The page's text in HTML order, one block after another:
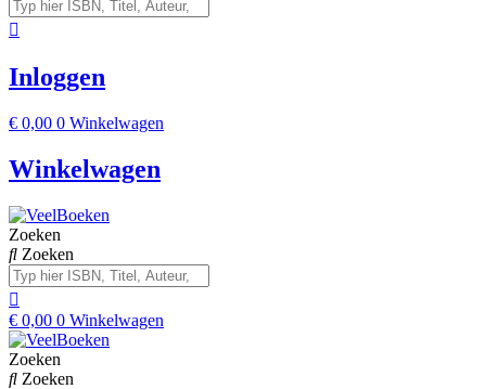
Inloggen
€ 0,00 0 Winkelwagen
Winkelwagen
Zoeken
Zoeken
€ 0,00 0 Winkelwagen
Zoeken
Zoeken